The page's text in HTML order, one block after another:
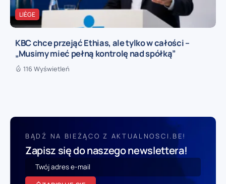
LIÈGE
KBC chce przejąć Ethias, ale tylko w całości –
„Musimy mieć pełną kontrolę nad spółką”
116 Wyświetleń
BĄDŹ NA BIEŻĄCO Z AKTUALNOSCI.BE!
Zapisz się do naszego newslettera!